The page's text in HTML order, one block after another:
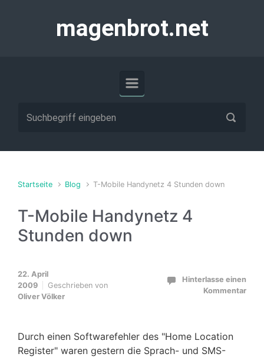
magenbrot.net
Startseite Blog T-Mobile Handynetz 4 Stunden down
T-Mobile Handynetz 4
Stunden down
22. April
2009
Geschrieben von
Oliver Völker
Hinterlasse einen
Kommentar
Durch einen Softwarefehler des "Home Location
Register" waren gestern die Sprach- und SMS-